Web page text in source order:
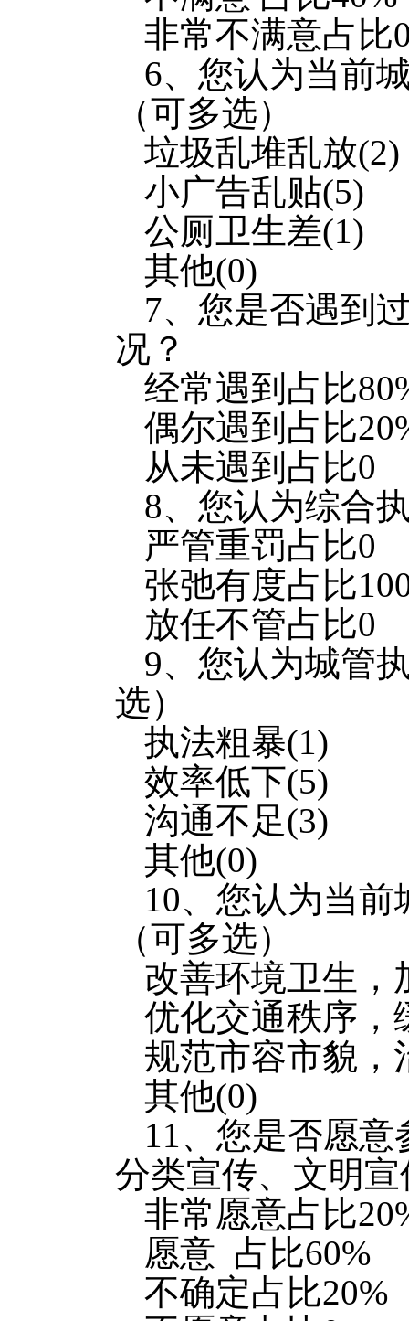
非常不满意占比
6、您认为当前
（可多选）
垃圾乱堆乱放(2)
小广告乱贴(5)
公厕卫生差(1)
其他(0)
7、您是否遇到
况？
经常遇到占比
偶尔遇到占比
从未遇到占比0
8、您认为综合
严管重罚占比0
张弛有度占比
放任不管占比0
9、您认为城管
选）
执法粗暴(1)
效率低下(5)
沟通不足(3)
其他(0)
10、您认为当
（可多选）
改善环境卫生，
优化交通秩序，
规范市容市貌，
其他(0)
11、您是否愿
分类宣传、文明
非常愿意占比
愿意 占比60%
不确定占比20%